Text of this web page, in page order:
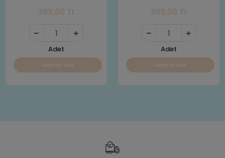
ÇEKBIRAK
399,00 TL
Adet
Sepete Ekle
399,00 TL
Adet
Sepete Ekle